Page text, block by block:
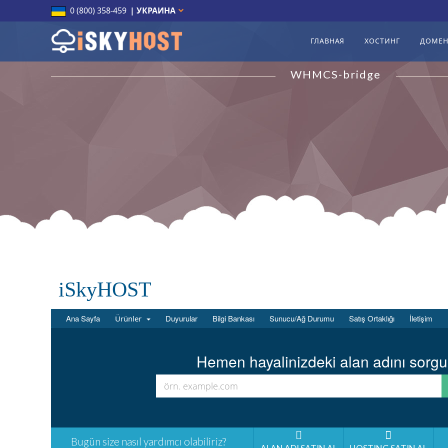
0 (800) 358-459 | УКРАИНА
ГЛАВНАЯ ХОСТИНГ
WHMCS-bridge
iSkyHOST
Ana Sayfa Ürünler Duyurular Bilgi Bankası Sunucu/Ağ Durumu Satış Ortaklığı İletişim
Hemen hayalinizdeki alan adını
Bugün size nasıl yardımcı olabiliriz?